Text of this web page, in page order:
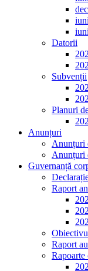
Datorii
Subvenții
Planuri
Anunțuri
Anunțuri
Anunțuri
Guvernanță
Raport
Raport